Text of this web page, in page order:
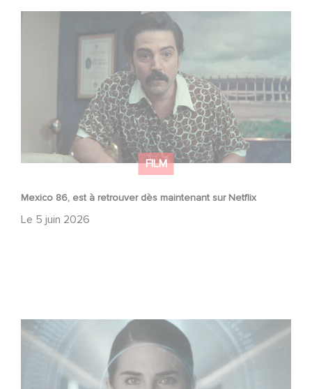
FILM
Mexico 86, est à retrouver dès maintenant sur Netflix
Le 5 juin 2026
Mexico 86, est à retrouver dès maintenant sur Netflix
La nouvelle production Gaumont USA : « Futuro Desierto